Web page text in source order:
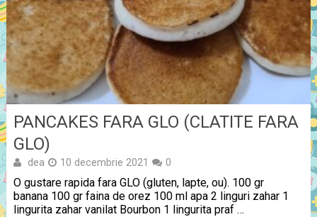
PANCAKES FARA GLO (CLATITE FARA
GLO)
dea 10 decembrie 2021 0
O gustare rapida fara GLO (gluten, lapte, ou). 100 gr
banana 100 gr faina de orez 100 ml apa 2 linguri zahar 1
lingurita zahar vanilat Bourbon 1 lingurita praf …